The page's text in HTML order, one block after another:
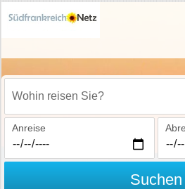
Wohin reisen Sie?
Anreise
Suchen